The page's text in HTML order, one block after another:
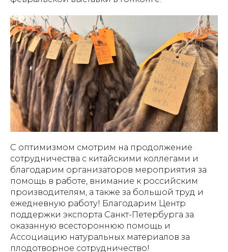
С оптимизмом смотрим на продолжение
сотрудничества с китайскими коллегами и
благодарим организаторов мероприятия за
помощь в работе, внимание к российским
производителям, а также за большой труд и
ежедневную работу! Благодарим Центр
поддержки экспорта Санкт-Петербурга за
оказанную всестороннюю помощь и
Ассоциацию натуральных материалов за
плодотворное сотрудничество!